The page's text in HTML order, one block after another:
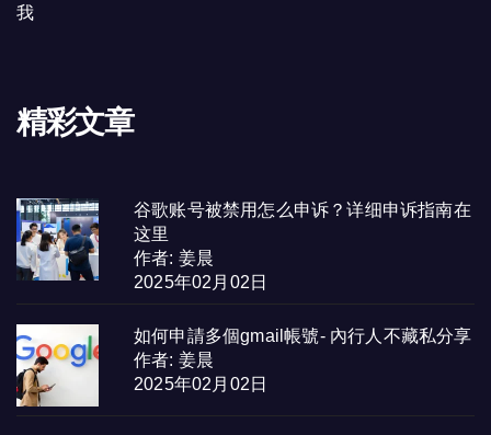
我
精彩文章
谷歌账号被禁用怎么申诉？详细申诉指南在
这里
作者: 姜晨
2025年02月02日
如何申請多個gmail帳號- 內行人不藏私分享
作者: 姜晨
2025年02月02日